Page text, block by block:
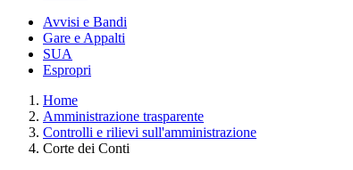
Avvisi e Bandi
Gare e Appalti
SUA
Espropri
Home
Amministrazione trasparente
Controlli e rilievi sull'amministrazione
Corte dei Conti